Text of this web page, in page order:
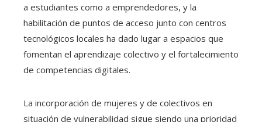
a estudiantes como a emprendedores, y la
habilitación de puntos de acceso junto con centros
tecnológicos locales ha dado lugar a espacios que
fomentan el aprendizaje colectivo y el fortalecimiento
de competencias digitales.
La incorporación de mujeres y de colectivos en
situación de vulnerabilidad sigue siendo una prioridad